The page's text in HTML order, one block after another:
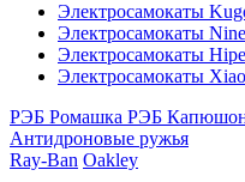
Электросамокаты
Электросамокаты
Электросамокаты
Электросамокаты
РЭБ Ромашка РЭБ
Антидроновые ружья
Ray-Ban Oakley